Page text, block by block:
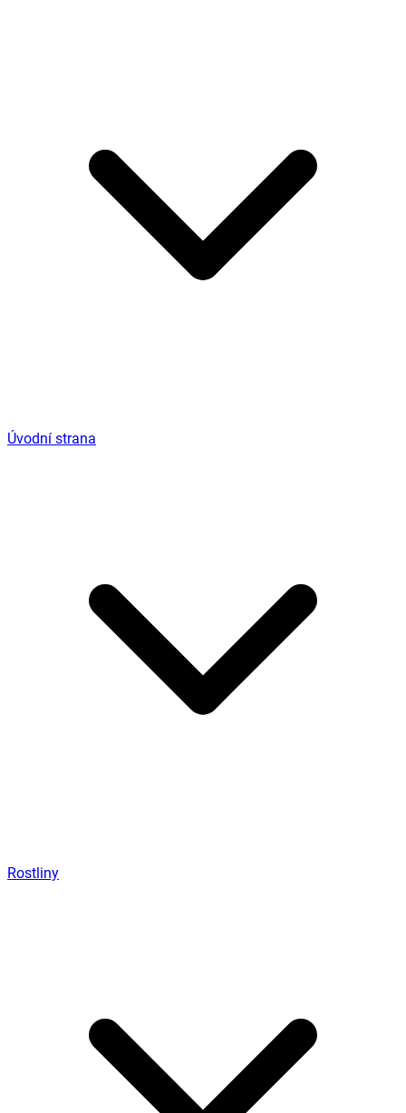
Úvodní strana
Rostliny